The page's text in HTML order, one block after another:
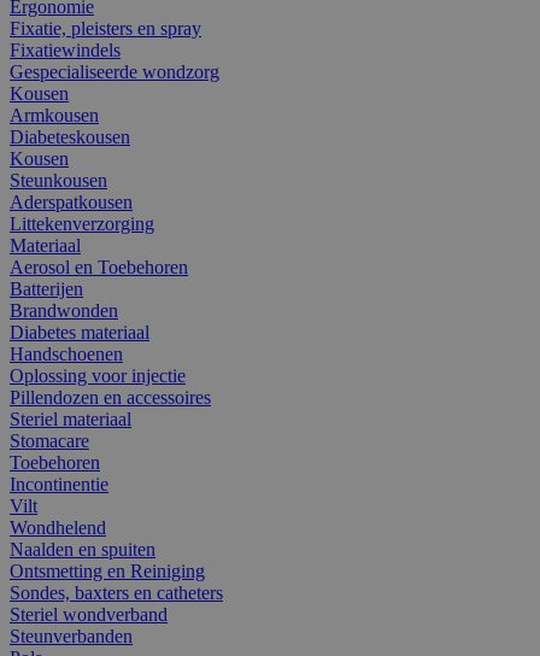
Ergonomie
Fixatie, pleisters en spray
Fixatiewindels
Gespecialiseerde wondzorg
Kousen
Armkousen
Diabeteskousen
Kousen
Steunkousen
Aderspatkousen
Littekenverzorging
Materiaal
Aerosol en Toebehoren
Batterijen
Brandwonden
Diabetes materiaal
Handschoenen
Oplossing voor injectie
Pillendozen en accessoires
Steriel materiaal
Stomacare
Toebehoren
Incontinentie
Vilt
Wondhelend
Naalden en spuiten
Ontsmetting en Reiniging
Sondes, baxters en catheters
Steriel wondverband
Steunverbanden